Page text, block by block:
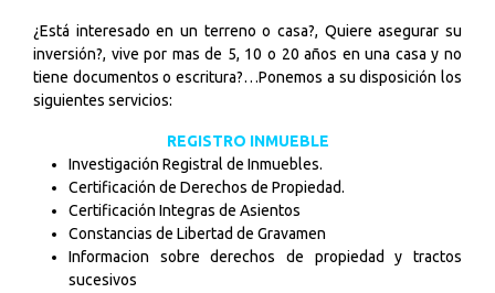
¿Está interesado en un terreno o casa?, Quiere asegurar su
inversión?, vive por mas de 5, 10 o 20 años en una casa y no
tiene documentos o escritura?…Ponemos a su disposición los
siguientes servicios:
REGISTRO INMUEBLE
Investigación Registral de Inmuebles.
Certificación de Derechos de Propiedad.
Certificación Integras de Asientos
Constancias de Libertad de Gravamen
Informacion sobre derechos de propiedad y tractos
sucesivos